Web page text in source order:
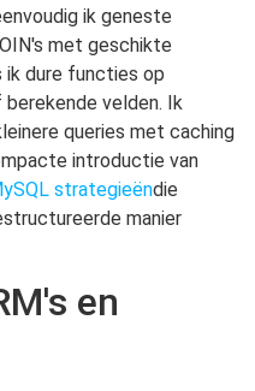
ik geneste
met geschikte
ik dure functies op
berekende velden. Ik
queries met caching
introductie van
strategieëndie
manier
en